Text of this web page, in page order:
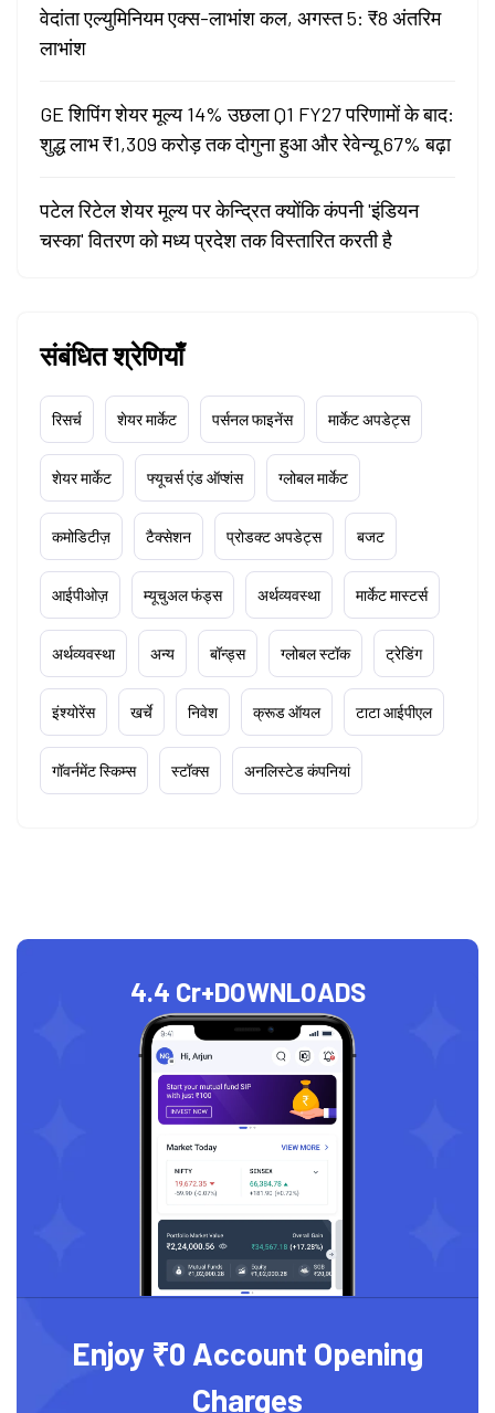
वेदांता एल्युमिनियम एक्स-लाभांश कल, अगस्त 5: ₹8 अंतरिम
लाभांश
GE शिपिंग शेयर मूल्य 14% उछला Q1 FY27 परिणामों के बाद:
शुद्ध लाभ ₹1,309 करोड़ तक दोगुना हुआ और रेवेन्यू 67% बढ़ा
पटेल रिटेल शेयर मूल्य पर केन्द्रित क्योंकि कंपनी 'इंडियन
चस्का' वितरण को मध्य प्रदेश तक विस्तारित करती है
संबंधित श्रेणियाँ
रिसर्च शेयर मार्केट पर्सनल फाइनेंस मार्केट अपडेट्स
शेयर मार्केट फ्यूचर्स एंड ऑप्शंस ग्लोबल मार्केट
कमोडिटीज़ टैक्सेशन प्रोडक्ट अपडेट्स बजट
आईपीओज़ म्यूचुअल फंड्स अर्थव्यवस्था मार्केट मास्टर्स
अर्थव्यवस्था अन्य बॉन्ड्स ग्लोबल स्टॉक ट्रेडिंग
इंश्योरेंस खर्चे निवेश क्रूड ऑयल टाटा आईपीएल
गॉवर्नमेंट स्किम्स स्टॉक्स अनलिस्टेड कंपनियां
4.4 Cr+DOWNLOADS
Enjoy ₹0 Account Opening
Charges